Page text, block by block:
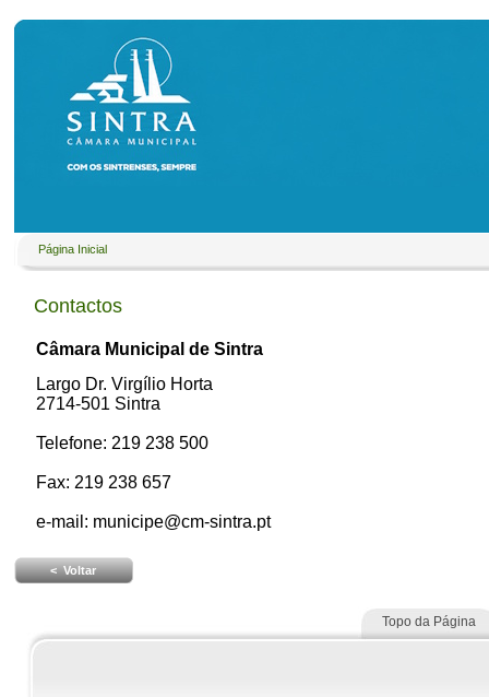
Página Inicial
Contactos
Câmara Municipal de Sintra
Largo Dr. Virgílio Horta
2714-501 Sintra
Telefone: 219 238 500
Fax: 219 238 657
e-mail: municipe@cm-sintra.pt
< Voltar
Topo da Página